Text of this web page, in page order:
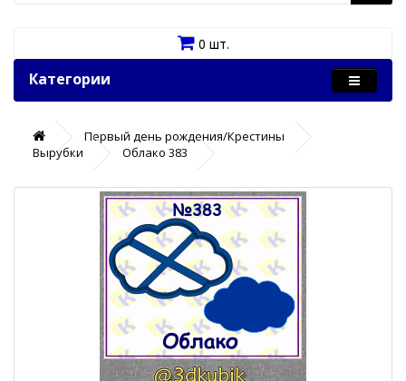
0 шт.
Категории
Первый день рождения/Крестины
Вырубки
Облако 383